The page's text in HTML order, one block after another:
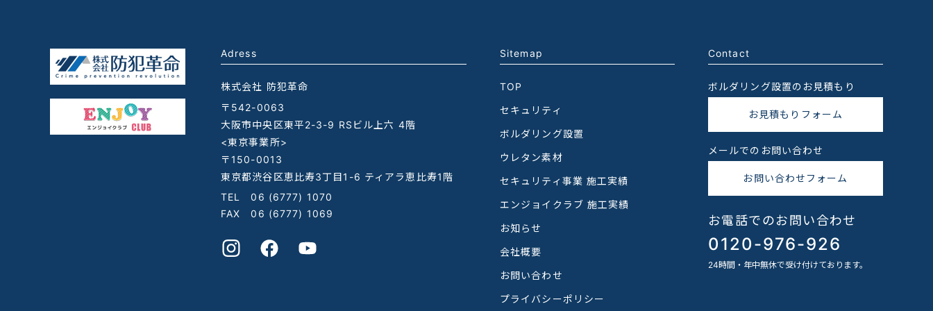
Adress
株式会社 防犯革命
〒542-0063
大阪市中央区東平2-3-9 RSビル上六 4階
<東京事業所>
〒150-0013
東京都渋谷区恵比寿3丁目1-6 ティアラ恵比寿1階
TEL06 (6777) 1070
FAX 06 (6777) 1069
Sitemap
TOP
セキュリティ
ボルダリング設置
ウレタン素材
セキュリティ事業 施工実績
エンジョイクラブ 施工実績
お知らせ
会社概要
お問い合わせ
プライバシーポリシー
Contact
ボルダリング設置のお見積もり
お見積もりフォーム
メールでのお問い合わせ
お問い合わせフォーム
お電話でのお問い合わせ
0120-976-926
24時間・年中無休で受け付けております。